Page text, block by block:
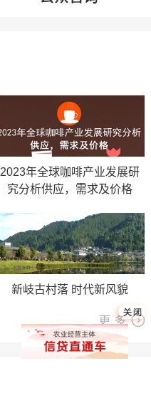
2023年全球咖啡产业发展研
究分析供应，需求及价格
新岐古村落 时代新风貌